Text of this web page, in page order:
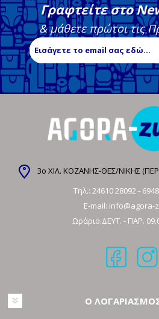
Γραφτείτε στο
& μάθετε πρώτοι τις
3ο ΧΙΛ. ΚΟΖΑΝΗΣ-ΘΕΣ/ΝΙΚΗΣ
Τηλ.: 24610 28092-
E-mail: info@agora-
Ωράριο:ΔΕΥΤ. - ΠΑΡ.
Ο